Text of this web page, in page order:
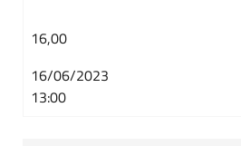
16,00
16/06/2023
13:00